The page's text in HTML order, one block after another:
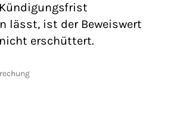
lässt, ist der Beweiswert
erschüttert.